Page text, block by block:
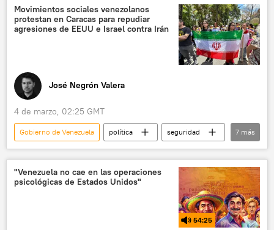
Venezuela
Washington
Movimientos sociales venezolanos
protestan en Caracas para repudiar
agresiones de EEUU e Israel contra Irán
José Negrón Valera
4 de marzo, 02:25 GMT
Gobierno de Venezuela política
seguridad
Nicolás Maduro
Irán
Israel
Palestina
América Latina
💬 Opinión y Análisis
7 más
"Venezuela no cae en las operaciones
psicológicas de Estados Unidos"
54:25